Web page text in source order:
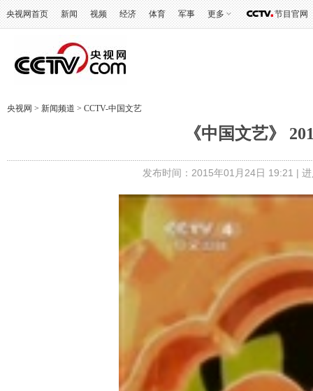
央视网首页 新闻 视频 经济 体育 军事 更多 节目官网
央视网 > 新闻频道 > CCTV-中国文艺
《中国文艺》
发布时间：2015年01月24日 19:21 |